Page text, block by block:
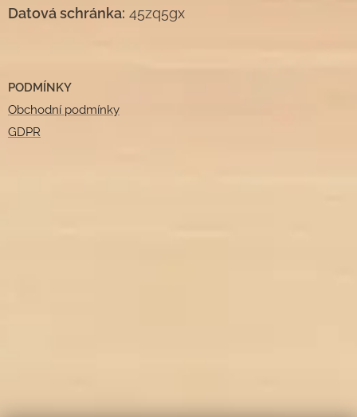
Datová schránka: 45zq5gx
PODMÍNKY
Obchodní podmínky
GDPR